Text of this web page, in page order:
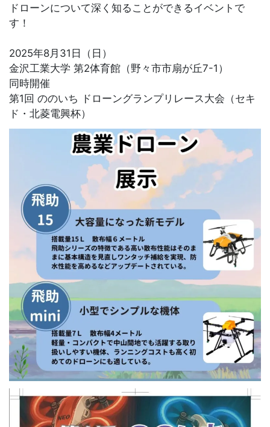
ドローンについて深く知ることができるイベントで
す！
2025年8月31日（日）
金沢工業大学 第2体育館（野々市市扇が丘7-1）
同時開催
第1回 ののいち ドローングランプリレース大会（セキ
ド・北菱電興杯）